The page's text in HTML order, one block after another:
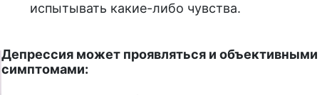
испытывать какие-либо чувства.
Депрессия может проявляться и объективными
симптомами: